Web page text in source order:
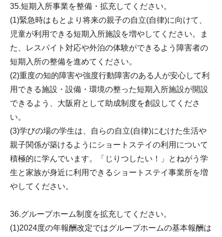
35.短期入所事業を整備・拡充してください。
(1)緊急時はもとより将来の親子の自立(自律)に向けて、
児童が利用できる短期入所施設を増やしてください。ま
た、レスパイト対応や外泊の体験ができるよう障害者の
短期入所の整備を進めてください。
(2)重度の知的障害や強度行動障害のある人が安心して利
用できる施設・設備・環境の整った短期入所施設が開設
できるよう、大阪府として助成制度を創設してくださ
い。
(3)学びの場の学生は、自らの自立(自律)にむけた生活や
親子関係が築けるようにショートステイの利用について
積極的に学んでいます。「じりつしたい！」とねがう学
生と家族が身近に利用できるショートステイ事業所を増
やしてください。
36.グループホーム制度を拡充してください。
(1)2024度の年報酬改定ではグループホームの基本報酬は